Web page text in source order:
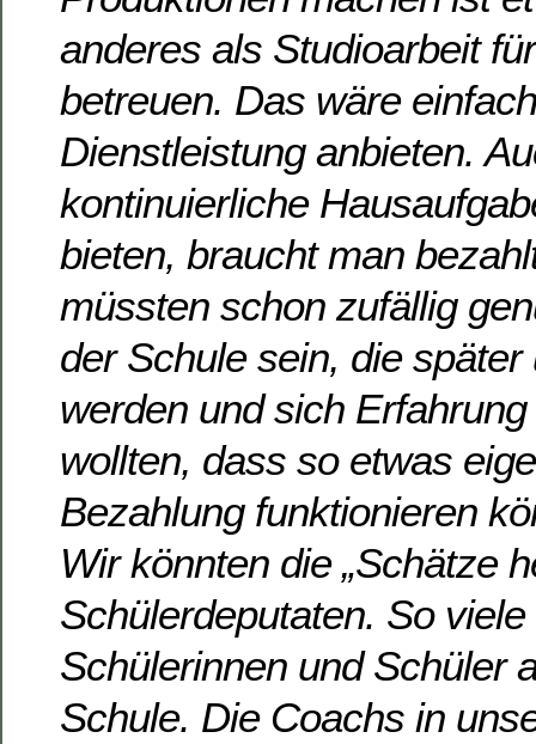
anderes als Studioarbeit
betreuen. Das wäre
Dienstleistung anbieten.
kontinuierliche
bieten, braucht man
müssten schon zufällig
der Schule sein, die
werden und sich
wollten, dass so etwas
Bezahlung funktionieren
Wir könnten die „Schätze
Schülerdeputaten. So
Schülerinnen und Schüler
Schule. Die Coachs in